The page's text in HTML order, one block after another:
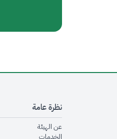
نظرة عامة
عن الهيئةwindow
الخدماتnew window